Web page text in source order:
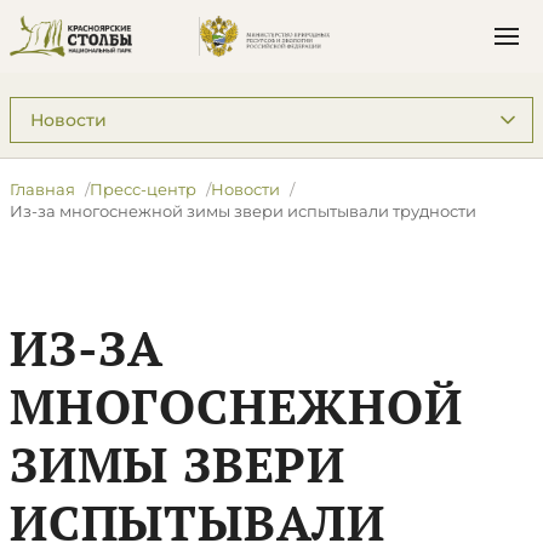
Подразделы: Пресс-центр
Главная Пресс-центр
Новости
Из-за многоснежной зимы звери испытывали трудности
ИЗ-ЗА
МНОГОСНЕЖНОЙ
ЗИМЫ ЗВЕРИ
ИСПЫТЫВАЛИ